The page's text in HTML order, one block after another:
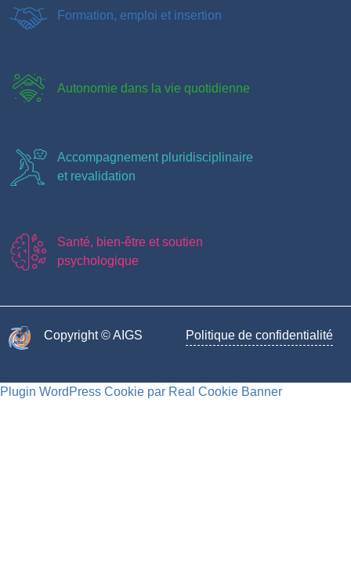
Formation, emploi et insertion
Autonomie dans la vie quotidienne
Accompagnement pluridisciplinaire
et revalidation
Santé, bien-être et soutien
psychologique
Copyright © AIGS​ Politique de confidentialité
Plugin WordPress Cookie par Real Cookie Banner